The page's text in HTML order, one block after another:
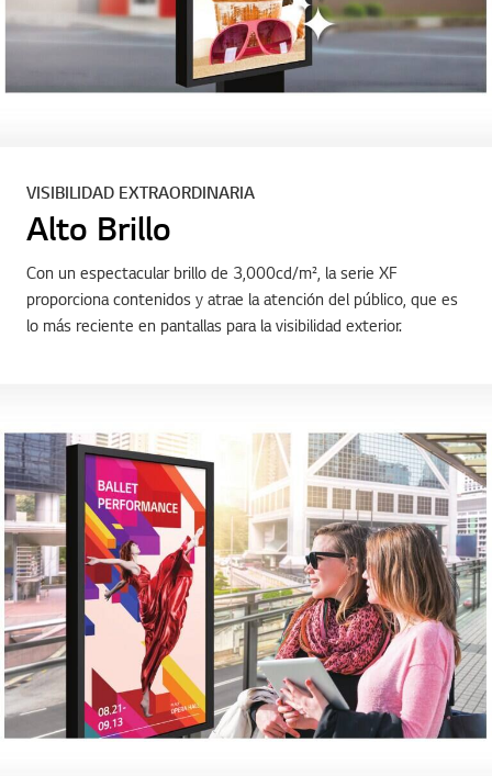
VISIBILIDAD EXTRAORDINARIA
Alto Brillo
Con un espectacular brillo de 3,000cd/m², la serie XF
proporciona contenidos y atrae la atención del público, que es
lo más reciente en pantallas para la visibilidad exterior.